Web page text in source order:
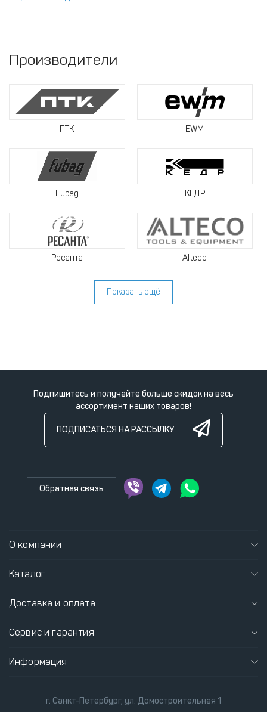
Производители
ПТК EWM
Fubag КЕДР
Ресанта Alteco
Показать ещё
Подпишитесь и получайте больше скидок на весь
ассортимент наших товаров!
ПОДПИСАТЬСЯ НА РАССЫЛКУ
Обратная связь
О компании
Каталог
Доставка и оплата
Сервис и гарантия
Информация
г. Санкт-Петербург, ул. Домостроительная 1